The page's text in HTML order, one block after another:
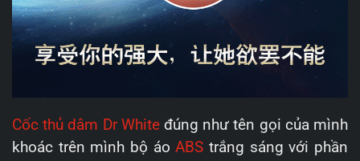
Cốc thủ dâm Dr Whiteđúng như tên gọi của mình
khoác trên mình bộ áoABS trắng sáng với phần